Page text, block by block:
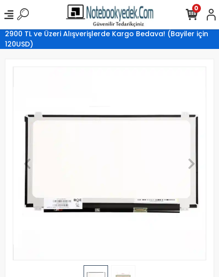
2900 TL ve Üzeri Alışverişlerde Kargo Bedava! (Bayiler için
120USD)
0